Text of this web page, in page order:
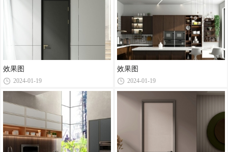
效果图
2024-01-19
效果图
2024-01-19